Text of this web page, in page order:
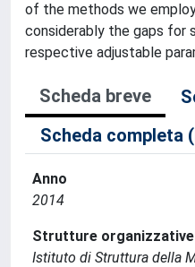
of the methods we
considerably the gaps for
respective adjustable
Scheda breve
Scheda completa
Anno
2014
Strutture organizzative
Istituto di Struttura della